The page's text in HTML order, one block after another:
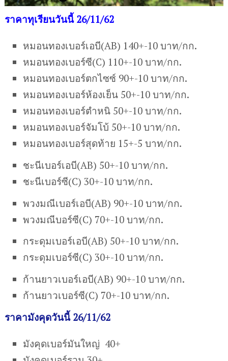
ราคาทุเรียนวันนี้ 26/11/62
หมอนทองเบอร์เอบี(AB) 140+-10 บาท/กก.
หมอนทองเบอร์ซี(C) 110+-10 บาท/กก.
หมอนทองเบอร์ตกไซซ์ 90+-10 บาท/กก.
หมอนทองเบอร์ห้องเย็น 50+-10 บาท/กก.
หมอนทองเบอร์ตำหนิ 50+-10 บาท/กก.
หมอนทองเบอร์จัมโบ้ 50+-10 บาท/กก.
หมอนทองเบอร์สุดท้าย 15+-5 บาท/กก.
ชะนีเบอร์เอบี(AB) 50+-10 บาท/กก.
ชะนีเบอร์ซี(C) 30+-10 บาท/กก.
พวงมณีเบอร์เอบี(AB) 90+-10 บาท/กก.
พวงมณีบอร์ซี(C) 70+-10 บาท/กก.
กระดุมเบอร์เอบี(AB) 50+-10 บาท/กก.
กระดุมเบอร์ซี(C) 30+-10 บาท/กก.
ก้านยาวเบอร์เอบี(AB) 90+-10 บาท/กก.
ก้านยาวเบอร์ซี(C) 70+-10 บาท/กก.
ราคามังคุดวันนี้ 26/11/62
มังคุดเบอร์มันใหญ่ 40+